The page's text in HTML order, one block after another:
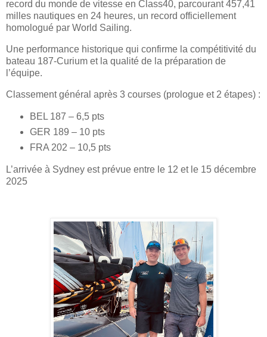
record du monde de vitesse en Class40, parcourant 457,41
milles nautiques en 24 heures, un record officiellement
homologué par World Sailing.
Une performance historique qui confirme la compétitivité du
bateau 187-Curium et la qualité de la préparation de
l’équipe.
Classement général après 3 courses (prologue et 2 étapes) :
BEL 187 – 6,5 pts
GER 189 – 10 pts
FRA 202 – 10,5 pts
L’arrivée à Sydney est prévue entre le 12 et le 15 décembre
2025